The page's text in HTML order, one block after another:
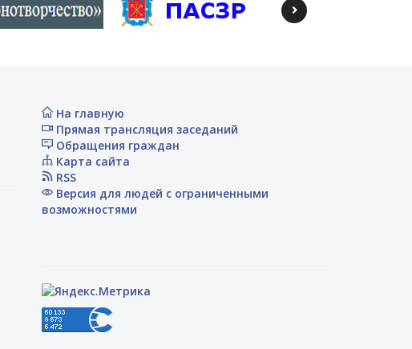
На главную
Прямая трансляция заседаний
Обращения граждан
Карта сайта
RSS
Версия для людей с ограниченными
возможностями